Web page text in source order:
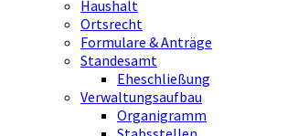
Haushalt
Ortsrecht
Formulare & Anträge
Standesamt
Eheschließung
Verwaltungsaufbau
Organigramm